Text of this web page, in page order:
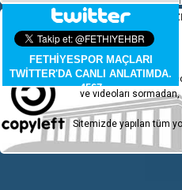
FETHİYESPOR MAÇLARI
TWİTTER'DA CANLI ANLATIMDA.
4567
ANA SAYFA|
Copyleft 2015 -
ve videoları
Sitemizde yapılan tüm